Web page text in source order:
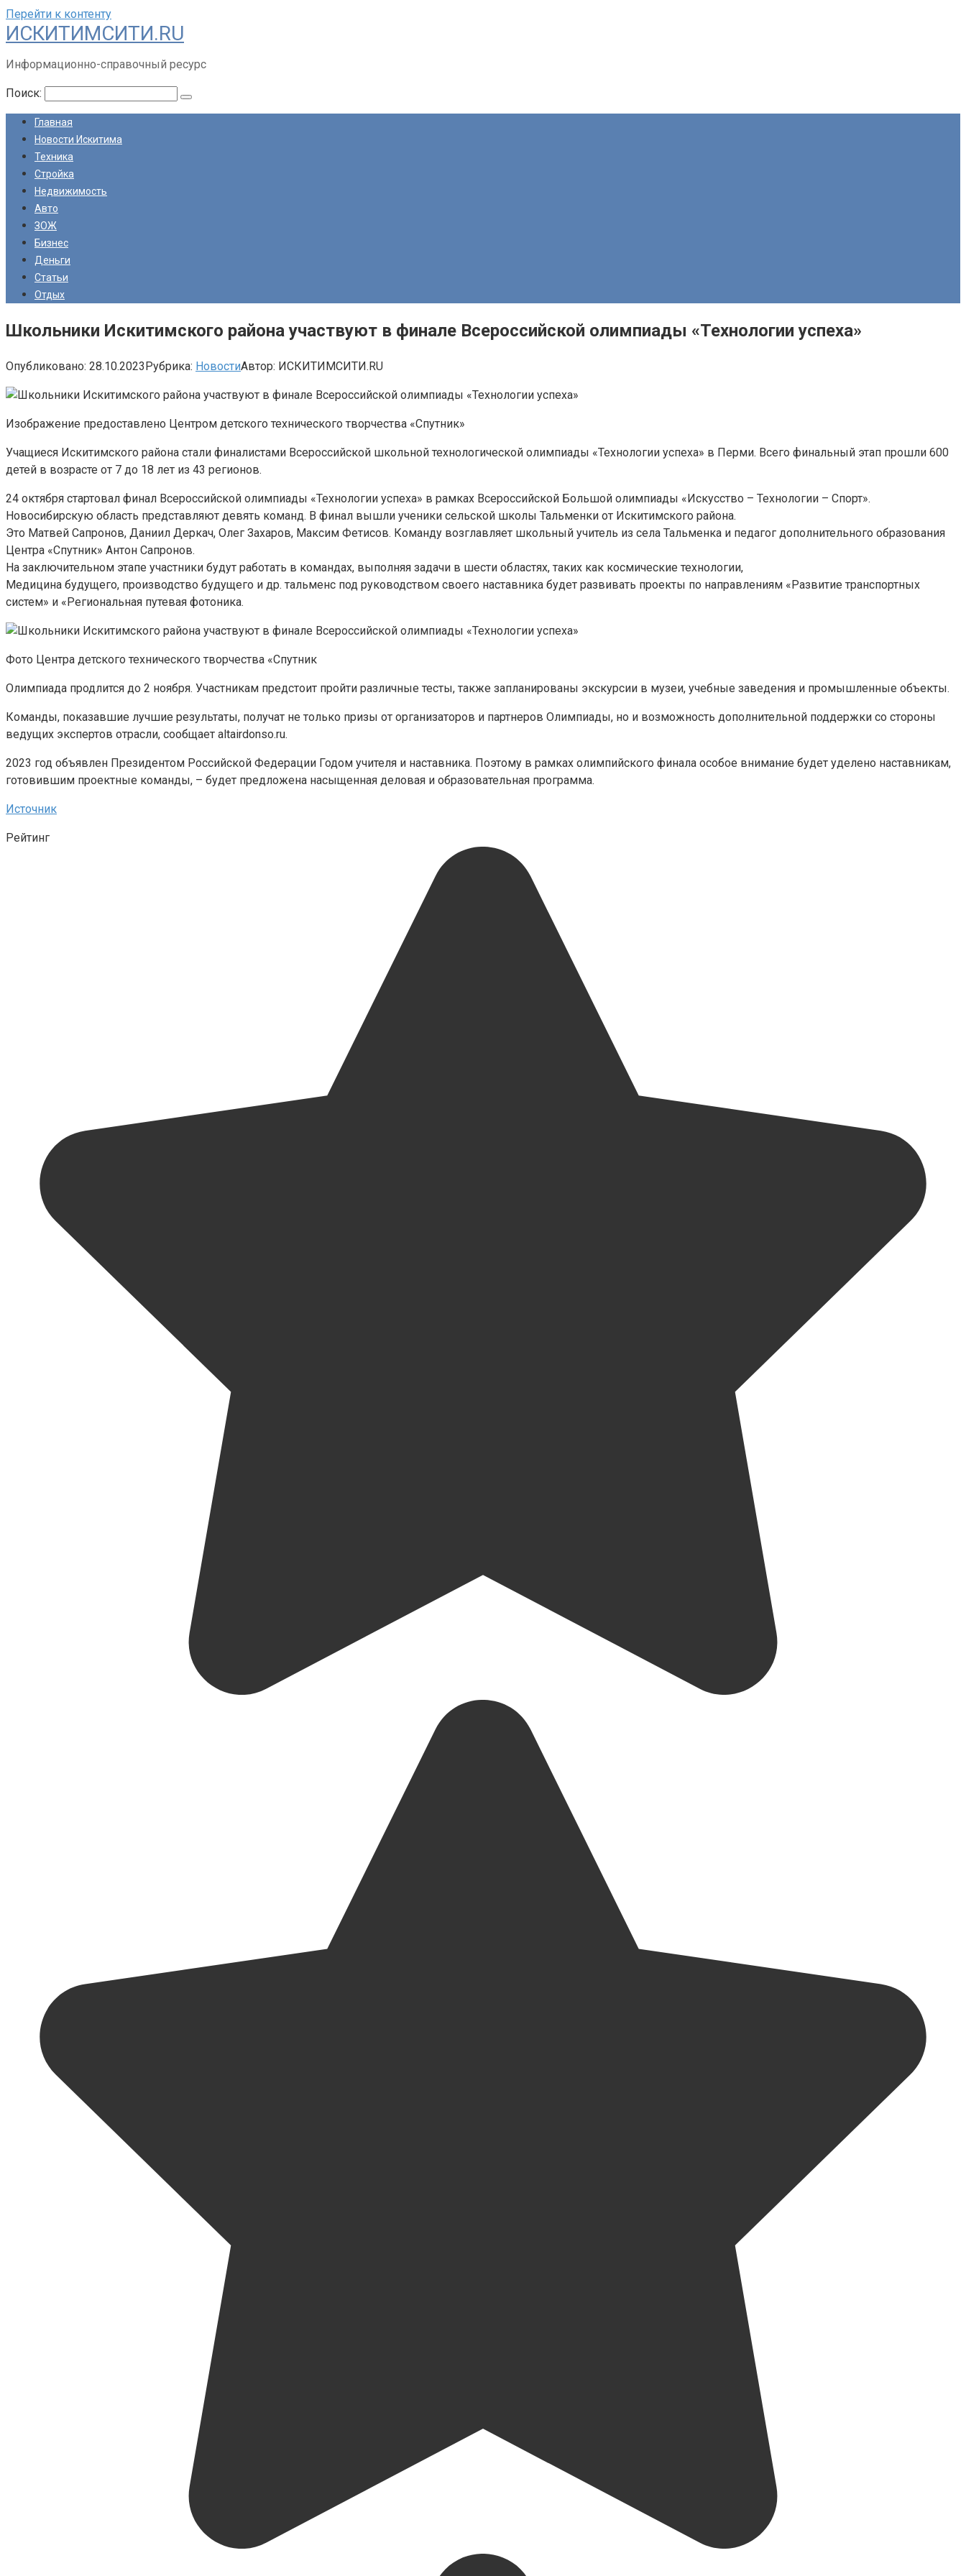
Перейти к контенту
ИСКИТИМСИТИ.RU
Информационно-справочный ресурс
Поиск:
Главная
Новости Искитима
Техника
Стройка
Недвижимость
Авто
ЗОЖ
Бизнес
Деньги
Статьи
Отдых
Школьники Искитимского района участвуют в финале Всероссийской олимпиады «Технологии успеха»
Опубликовано: 28.10.2023Рубрика: НовостиАвтор: ИСКИТИМСИТИ.RU
Изображение предоставлено Центром детского технического творчества «Спутник»
Учащиеся Искитимского района стали финалистами Всероссийской школьной технологической олимпиады «Технологии успеха» в Перми. Всего финальный этап прошли 600
детей в возрасте от 7 до 18 лет из 43 регионов.
24 октября стартовал финал Всероссийской олимпиады «Технологии успеха» в рамках Всероссийской Большой олимпиады «Искусство – Технологии – Спорт».
Новосибирскую область представляют девять команд. В финал вышли ученики сельской школы Тальменки от Искитимского района.
Это Матвей Сапронов, Даниил Деркач, Олег Захаров, Максим Фетисов. Команду возглавляет школьный учитель из села Тальменка и педагог дополнительного образования
Центра «Спутник» Антон Сапронов.
На заключительном этапе участники будут работать в командах, выполняя задачи в шести областях, таких как космические технологии,
Медицина будущего, производство будущего и др. тальменс под руководством своего наставника будет развивать проекты по направлениям «Развитие транспортных
систем» и «Региональная путевая фотоника.
Фото Центра детского технического творчества «Спутник
Олимпиада продлится до 2 ноября. Участникам предстоит пройти различные тесты, также запланированы экскурсии в музеи, учебные заведения и промышленные объекты.
Команды, показавшие лучшие результаты, получат не только призы от организаторов и партнеров Олимпиады, но и возможность дополнительной поддержки со стороны
ведущих экспертов отрасли, сообщает altairdonso.ru.
2023 год объявлен Президентом Российской Федерации Годом учителя и наставника. Поэтому в рамках олимпийского финала особое внимание будет уделено наставникам,
готовившим проектные команды, – будет предложена насыщенная деловая и образовательная программа.
Источник
Рейтинг